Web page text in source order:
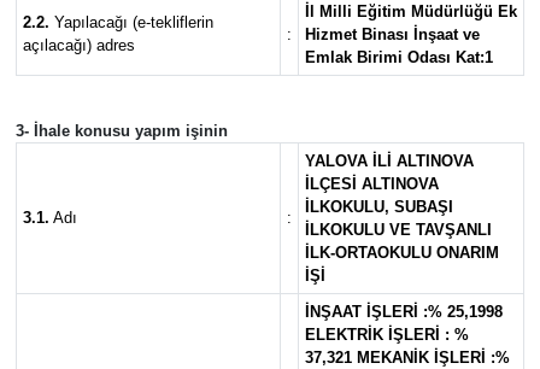
2.2. Yapılacağı (e-tekliflerin
açılacağı) adres
:
İl Milli Eğitim Müdürlüğü Ek
Hizmet Binası İnşaat ve
Emlak Birimi Odası Kat:1
3- İhale konusu yapım işinin
3.1. Adı :
YALOVA İLİ ALTINOVA
İLÇESİ ALTINOVA
İLKOKULU, SUBAŞI
İLKOKULU VE TAVŞANLI
İLK-ORTAOKULU ONARIM
İŞİ
İNŞAAT İŞLERİ :% 25,1998
ELEKTRİK İŞLERİ : %
37,321 MEKANİK İŞLERİ :%